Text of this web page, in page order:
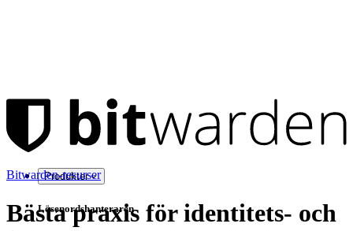
Produkter
Lösenordshanteraren
Bitwarden-resurser
Bästa praxis för identitets- och